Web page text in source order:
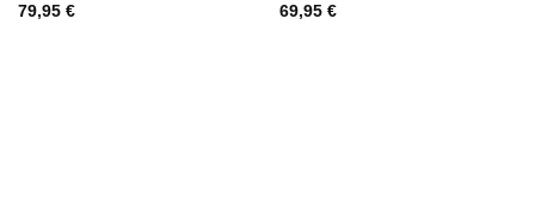
79,95 €
69,95 €